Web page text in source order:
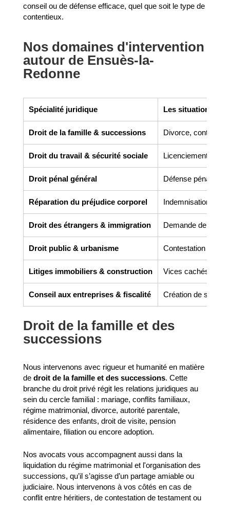
conseil ou de défense efficace, quel que soit le type de
contentieux.
Nos domaines d'intervention
autour de Ensuès-la-
Redonne
Spécialité juridique Les situations
Droit de la famille & successions Divorce, contrats
Droit du travail & sécurité sociale Licenciement,
Droit pénal général Défense pénale,
Réparation du préjudice corporel Indemnisation des
Droit des étrangers & immigration Demande de titre
Droit public & urbanisme Contestation de
Litiges immobiliers & construction Vices cachés,
Conseil aux entreprises & fiscalité Création de
Droit de la famille et des
successions
Nous intervenons avec rigueur et humanité en matière
de droit de la famille et des successions. Cette
branche du droit privé régit les relations juridiques au
sein du cercle familial : mariage, conflits familiaux,
régime matrimonial, divorce, autorité parentale,
résidence des enfants, droit de visite, pension
alimentaire, filiation ou encore adoption.
Nos avocats vous accompagnent aussi dans la
liquidation du régime matrimonial et l'organisation des
successions, qu’il s’agisse d’un partage amiable ou
judiciaire. Nous intervenons à vos côtés en cas de
conflit entre héritiers, de contestation de testament ou